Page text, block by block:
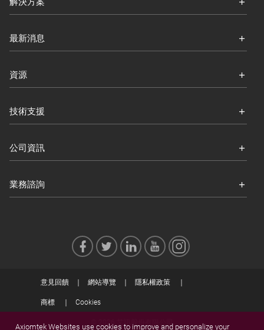
最新消息
資源
技術支援
公司資訊
業務諮詢
意見回饋 網站導覽 隱私權政策
商標 Cookies
© 2026 艾訊股份有限公司
Axiomtek Websites use cookies to improve and personalize your